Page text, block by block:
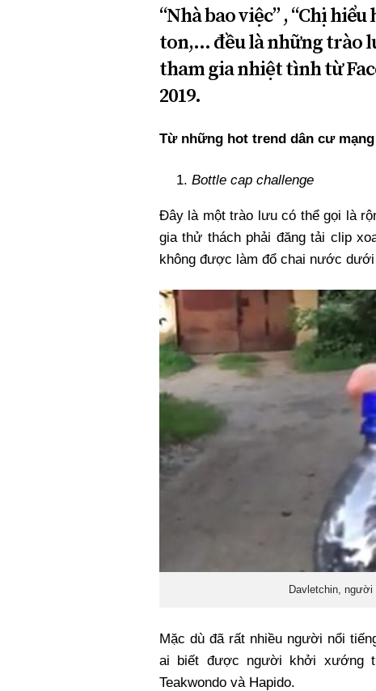
“Nhà bao việc” , “Chị
ton,... đều là những trào
tham gia nhiệt tình từ
2019.
Từ những hot trend dân cư
Bottle cap challenge
Đây là một trào lưu có thể gọi là
gia thử thách phải đăng tải clip
không được làm đổ chai nước
Davletchin,
Mặc dù đã rất nhiều người nổi
ai biết được người khởi xướng
Teakwondo và Hapido.